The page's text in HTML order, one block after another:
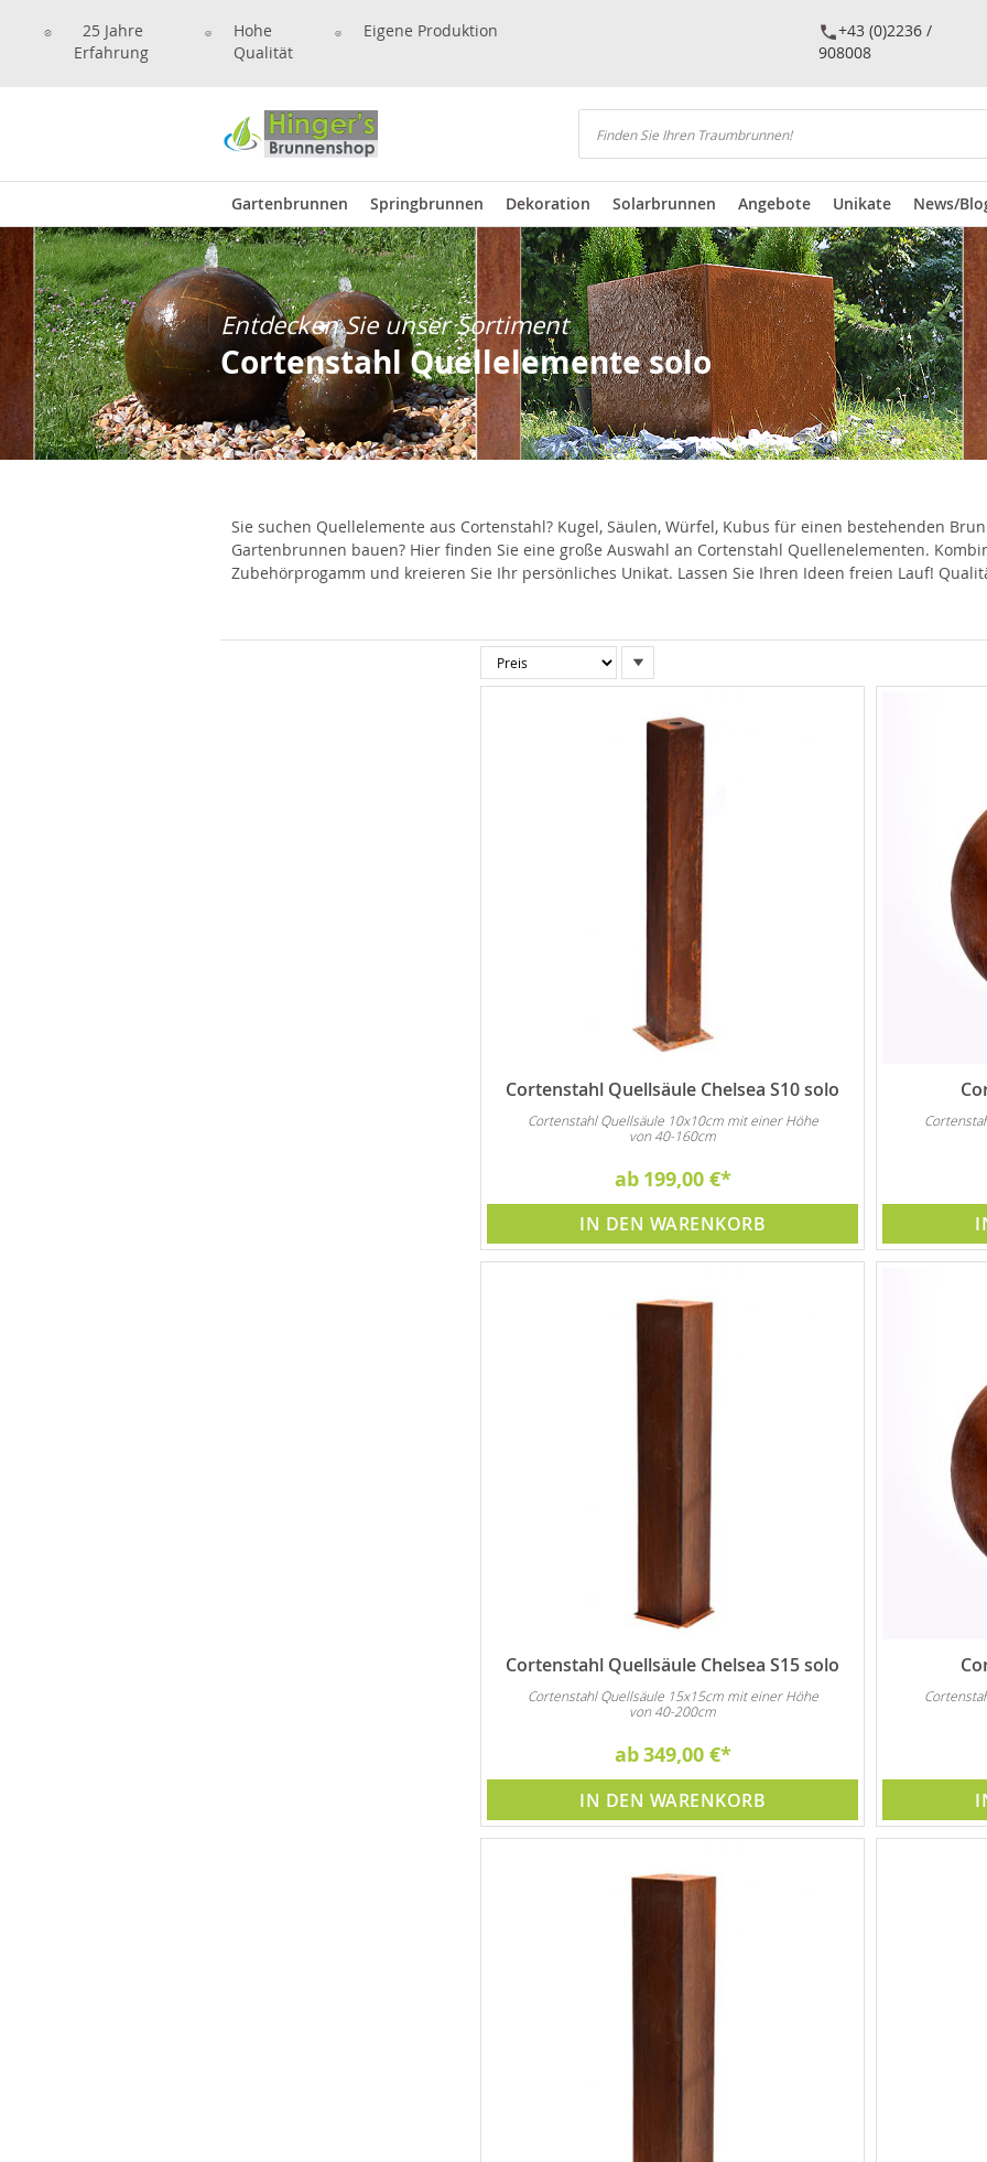
25 Jahre
Erfahrung
Hohe
Qualität
Eigene Produktion
+43 (0)2236 /
908008
Suchen
Gartenbrunnen Springbrunnen Dekoration Solarbrunnen Angebote Unikate News/
Entdecken Sie unser Sortiment
Cortenstahl Quellelemente solo
Sie suchen Quellelemente aus Cortenstahl? Kugel, Säulen, Würfel, Kubus für einen bestehenden
Gartenbrunnen bauen? Hier finden Sie eine große Auswahl an Cortenstahl Quellenelementen.
Zubehörprogamm und kreieren Sie Ihr persönliches Unikat. Lassen Sie Ihren Ideen freien Lauf!
absteigender
Cortenstahl Quellsäule Chelsea S10 solo
Cortenstahl Quellsäule 10x10cm mit einer Höhe
von 40-160cm
ab 199,00 €
IN DEN WARENKORB
Cortenstahl Quellsäule Chelsea S15 solo
Cortenstahl Quellsäule 15x15cm mit einer Höhe
von 40-200cm
ab349,00 €
IN DEN WARENKORB